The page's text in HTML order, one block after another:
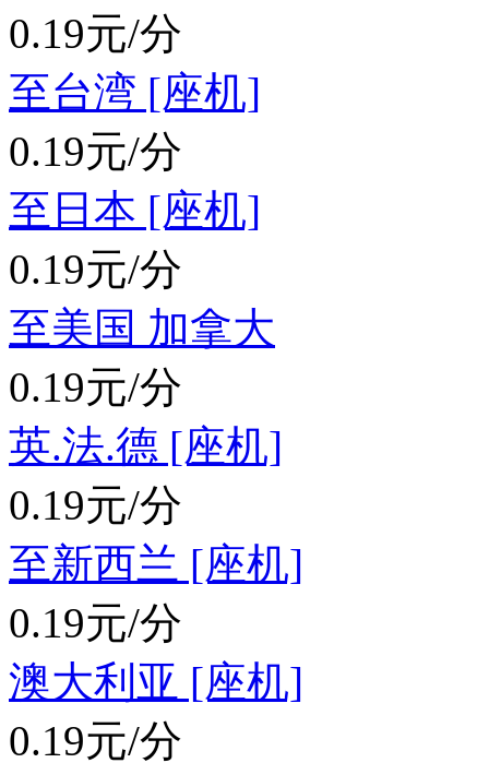
0.19元/分
至台湾 [座机]
0.19元/分
至日本 [座机]
0.19元/分
至美国 加拿大
0.19元/分
英.法.德 [座机]
0.19元/分
至新西兰 [座机]
0.19元/分
澳大利亚 [座机]
0.19元/分